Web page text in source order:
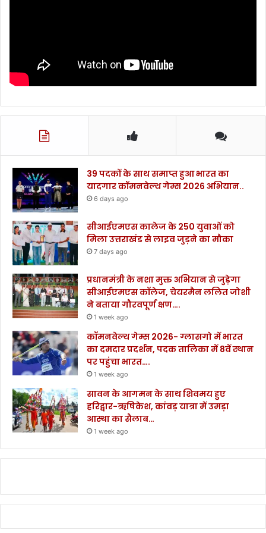
39 पदकों के साथ समाप्त हुआ भारत का
यादगार कॉमनवेल्थ गेम्स 2026 अभियान..
6 days ago
सीआईएमएस कालेज के 250 युवाओं को
मिला उत्तराखंड से लाइव जुड़ने का मौका
7 days ago
प्रधानमंत्री के नशा मुक्त अभियान से जुड़ेगा
सीआईएमएस कॉलेज, चेयरमैन ललित जोशी
ने बताया गौरवपूर्ण क्षण….
1 week ago
कॉमनवेल्थ गेम्स 2026- ग्लासगो में भारत
का दमदार प्रदर्शन, पदक तालिका में 8वें स्थान
पर पहुंचा भारत….
1 week ago
सावन के आगमन के साथ शिवमय हुए
हरिद्वार-ऋषिकेश, कांवड़ यात्रा में उमड़ा
आस्था का सैलाब…
1 week ago